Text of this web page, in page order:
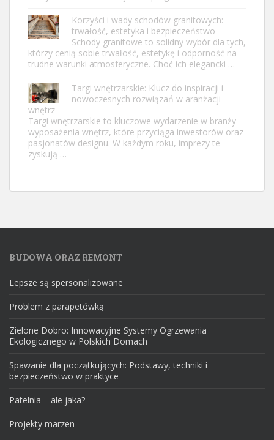
Korzyści i wady schodów granitowych:
trwałość, estetyka i bezpieczeństwo
Schody granitowe to solidny wybór dla tych,
którzy cenią sobie trwałość, estetykę i odporność na
trudne warunki atmosferyczne. Choć ich elegancki …
Targi wnętrzarskie: Klucz do inspiracji i
nowoczesnych rozwiązań w aranżacji
wnętrz
Targi wnętrzarskie to kluczowe wydarzenie w branży
wyposażenia wnętrz, które przyciąga inwestorów oraz
pasjonatów designu. W każdym roku, imprezy te
zyskują …
BUDOWA ORAZ REMONT
Lepsze są spersonalizowane
Problem z parapetówką
Zielone Dobro: Innowacyjne Systemy Ogrzewania
Ekologicznego w Polskich Domach
Spawanie dla początkujących: Podstawy, techniki i
bezpieczeństwo w praktyce
Patelnia – ale jaka?
Projekty marzen